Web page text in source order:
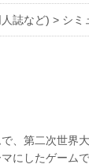
誌など) > シミ
、第二次世界
にしたゲームで